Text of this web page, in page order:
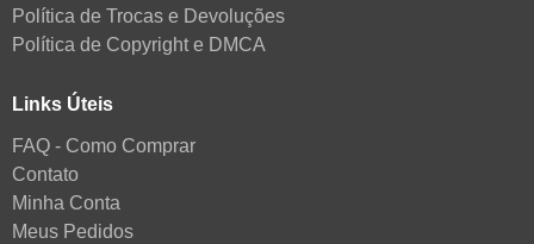
Política de Trocas e Devoluções
Política de Copyright e DMCA
Links Úteis
FAQ - Como Comprar
Contato
Minha Conta
Meus Pedidos